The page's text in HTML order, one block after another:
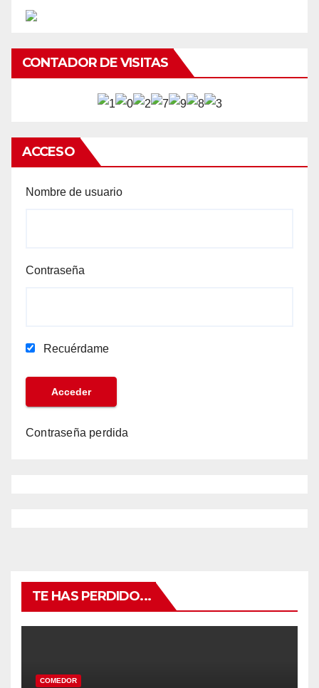
CONTADOR DE VISITAS
ACCESO
Nombre de usuario
Contraseña
Recuérdame
Contraseña perdida
TE HAS PERDIDO...
COMEDOR